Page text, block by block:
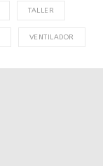
TALLER
VENTILADOR